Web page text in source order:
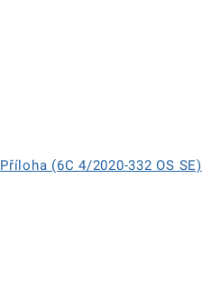
Příloha (6C 4/2020-332 OS SE)